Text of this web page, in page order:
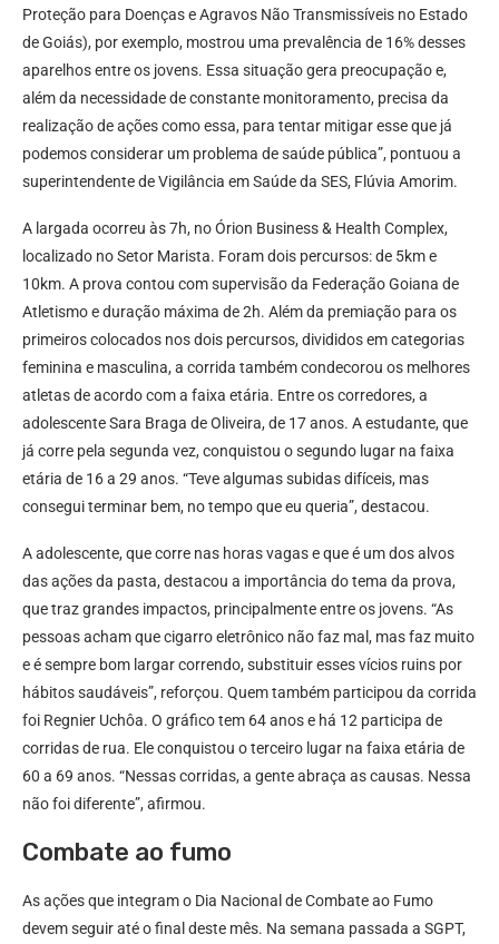
Proteção para Doenças e Agravos Não Transmissíveis no Estado
de Goiás), por exemplo, mostrou uma prevalência de 16% desses
aparelhos entre os jovens. Essa situação gera preocupação e,
além da necessidade de constante monitoramento, precisa da
realização de ações como essa, para tentar mitigar esse que já
podemos considerar um problema de saúde pública”, pontuou a
superintendente de Vigilância em Saúde da SES, Flúvia Amorim.
A largada ocorreu às 7h, no Órion Business & Health Complex,
localizado no Setor Marista. Foram dois percursos: de 5km e
10km. A prova contou com supervisão da Federação Goiana de
Atletismo e duração máxima de 2h. Além da premiação para os
primeiros colocados nos dois percursos, divididos em categorias
feminina e masculina, a corrida também condecorou os melhores
atletas de acordo com a faixa etária. Entre os corredores, a
adolescente Sara Braga de Oliveira, de 17 anos. A estudante, que
já corre pela segunda vez, conquistou o segundo lugar na faixa
etária de 16 a 29 anos. “Teve algumas subidas difíceis, mas
consegui terminar bem, no tempo que eu queria”, destacou.
A adolescente, que corre nas horas vagas e que é um dos alvos
das ações da pasta, destacou a importância do tema da prova,
que traz grandes impactos, principalmente entre os jovens. “As
pessoas acham que cigarro eletrônico não faz mal, mas faz muito
e é sempre bom largar correndo, substituir esses vícios ruins por
hábitos saudáveis”, reforçou. Quem também participou da corrida
foi Regnier Uchôa. O gráfico tem 64 anos e há 12 participa de
corridas de rua. Ele conquistou o terceiro lugar na faixa etária de
60 a 69 anos. “Nessas corridas, a gente abraça as causas. Nessa
não foi diferente”, afirmou.
Combate ao fumo
As ações que integram o Dia Nacional de Combate ao Fumo
devem seguir até o final deste mês. Na semana passada a SGPT,